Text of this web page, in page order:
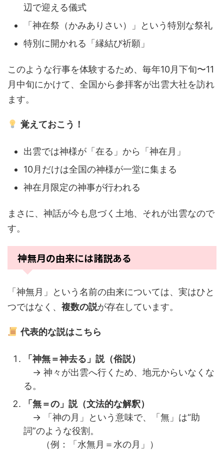
辺で迎える儀式
「神在祭（かみありさい）」という特別な祭礼
特別に開かれる「縁結び祈願」
このような行事を体験するため、毎年10月下旬〜11
月中旬にかけて、全国から参拝客が出雲大社を訪れ
ます。
覚えておこう！
出雲では神様が「在る」から「神在月」
10月だけは全国の神様が一堂に集まる
神在月限定の神事が行われる
まさに、神話が今も息づく土地、それが出雲なので
す。
神無月の由来には諸説ある
「神無月」という名前の由来については、実はひと
つではなく、 複数の説が存在しています。
代表的な説はこちら
「神無＝神去る」説（俗説）
→ 神々が出雲へ行くため、地元からいなくな
る。
「無＝の」説（文法的な解釈）
→ 「神の月」という意味で、「無」は“助
詞”のような役割。
（例：「水無月＝水の月」）